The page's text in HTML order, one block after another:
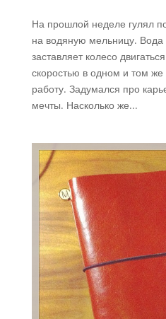
На прошлой неделе гулял
на водяную мельницу. Вода
заставляет колесо
скоростью в одном и том
работу. Задумался про
мечты. Насколько же...